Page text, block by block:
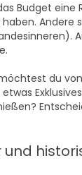
Budget eine
Andere
du
und